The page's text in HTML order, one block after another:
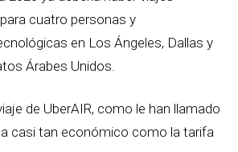
cuatro personas y
en Los Ángeles, Dallas y
Árabes Unidos.
de UberAIR, como le han llamado
casi tan económico como la tarifa